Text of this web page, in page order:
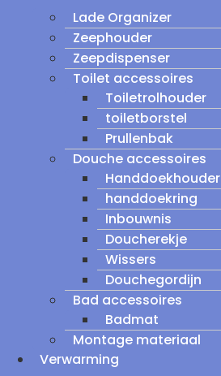
Lade Organizer
Zeephouder
Zeepdispenser
Toilet accessoires
Toiletrolhouder
toiletborstel
Prullenbak
Douche accessoires
Handdoekhouder
handdoekring
Inbouwnis
Doucherekje
Wissers
Douchegordijn
Bad accessoires
Badmat
Montage materiaal
Verwarming